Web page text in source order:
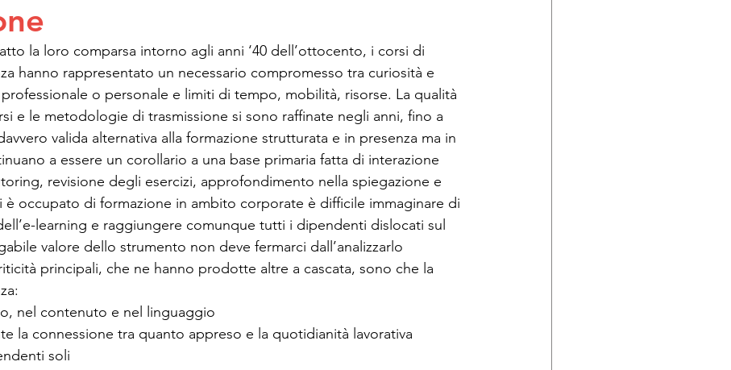
la loro comparsa intorno agli anni ‘40 dell’ottocento, i corsi di
hanno rappresentato un necessario compromesso tra curiosità e
o personale e limiti di tempo, mobilità, risorse. La qualità
e le metodologie di trasmissione si sono raffinate negli anni, fino a
valida alternativa alla formazione strutturata e in presenza ma in
a essere un corollario a una base primaria fatta di interazione
revisione degli esercizi, approfondimento nella spiegazione e
è occupato di formazione in ambito corporate è difficile immaginare di
learning e raggiungere comunque tutti i dipendenti dislocati sul
valore dello strumento non deve fermarci dall’analizzarlo
principali, che ne hanno prodotte altre a cascata, sono che la
nel contenuto e nel linguaggio
la connessione tra quanto appreso e la quotidianità lavorativa
soli